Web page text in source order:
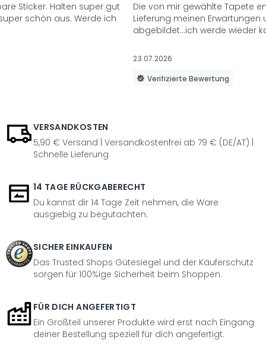
Sticker. Halten super gut
schön aus. Werde ich
Die von mir gewählte Tapete
Lieferung meinen Erwartungen
abgebildet...ich werde wieder
23.07.2026
Verifizierte Bewertung
VERSANDKOSTEN
5,90 € Versand | Versandkostenfrei ab 79 € (DE/AT) |
Schnelle Lieferung
14 TAGE RÜCKGABERECHT
Du kannst dir 14 Tage Zeit nehmen, die Ware
ausgiebig zu begutachten.
SICHER EINKAUFEN
Das Trusted Shops Gütesiegel und der Käuferschutz
sorgen für 100%ige Sicherheit beim Shoppen.
FÜR DICH ANGEFERTIGT
Ein Großteil unserer Produkte wird erst nach Eingang
deiner Bestellung speziell für dich angefertigt.